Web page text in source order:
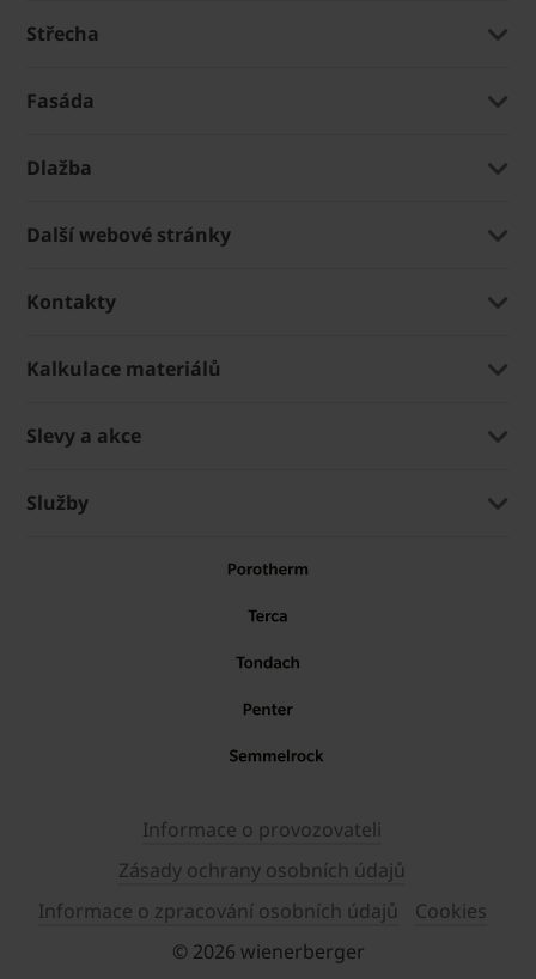
Střecha
Fasáda
Dlažba
Další webové stránky
Kontakty
Kalkulace materiálů
Slevy a akce
Služby
Informace o provozovateli
Zásady ochrany osobních údajů
Informace o zpracování osobních údajů
Cookies
© 2026 wienerberger